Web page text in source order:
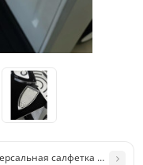
салфетка из